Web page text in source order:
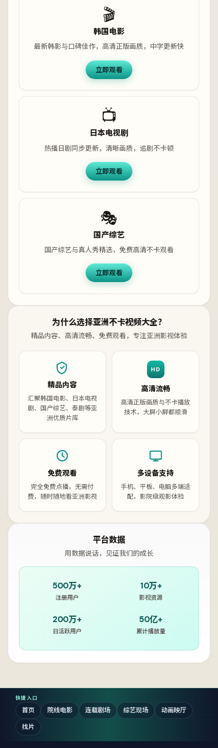
🎬
韩国电影
最新韩影与口碑佳作，高清正版画质，中字更新快
立即观看
📺
日本电视剧
热播日剧同步更新，清晰画质，追剧不卡顿
立即观看
🎭
国产综艺
国产综艺与真人秀精选，免费高清不卡观看
立即观看
为什么选择亚洲不卡视频大全？
精品内容、高清流畅、免费观看，专注亚洲影视体验
精品内容
汇聚韩国电影、日本电视
剧、国产综艺、泰剧等亚
洲优质片库
HD
高清流畅
高清正版画质与不卡播放
技术，大屏小屏都顺滑
免费观看
完全免费点播，无需付
费，随时随地看亚洲影视
多设备支持
手机、平板、电脑多端适
配，影院级观影体验
平台数据
用数据说话，见证我们的成长
500万+
注册用户
10万+
影视资源
200万+
日活跃用户
50亿+
累计播放量
快捷入口
首页 院线电影 连载剧场 综艺现场
动画映厅
找片